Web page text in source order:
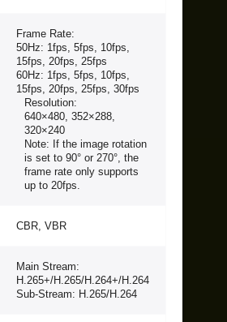
Frame Rate:
50Hz: 1fps, 5fps, 10fps,
15fps, 20fps, 25fps
60Hz: 1fps, 5fps, 10fps,
15fps, 20fps, 25fps, 30fps
Resolution:
640×480, 352×288,
320×240
Note: If the image rotation
is set to 90° or 270°, the
frame rate only supports
up to 20fps.
CBR, VBR
Main Stream:
H.265+/H.265/H.264+/H.264
Sub-Stream: H.265/H.264